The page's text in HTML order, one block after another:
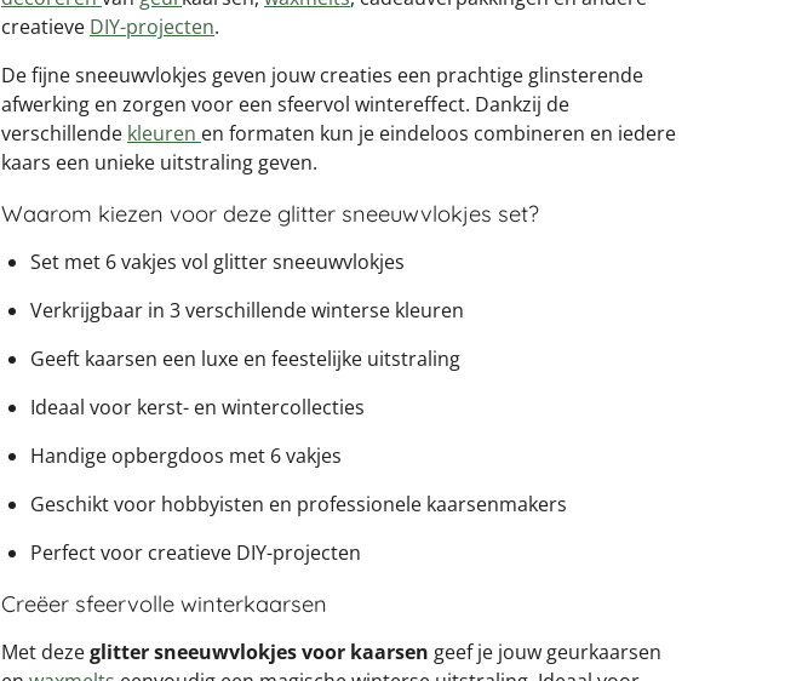
creatieve DIY-projecten.
De fijne sneeuwvlokjes geven jouw creaties een prachtige glinsterende
afwerking en zorgen voor een sfeervol wintereffect. Dankzij de
verschillende kleuren en formaten kun je eindeloos combineren en iedere
kaars een unieke uitstraling geven.
Waarom kiezen voor deze glitter sneeuwvlokjes set?
Set met 6 vakjes vol glitter sneeuwvlokjes
Verkrijgbaar in 3 verschillende winterse kleuren
Geeft kaarsen een luxe en feestelijke uitstraling
Ideaal voor kerst- en wintercollecties
Handige opbergdoos met 6 vakjes
Geschikt voor hobbyisten en professionele kaarsenmakers
Perfect voor creatieve DIY-projecten
Creëer sfeervolle winterkaarsen
Met dezeglitter sneeuwvlokjes voor kaarsen geef je jouw geurkaarsen